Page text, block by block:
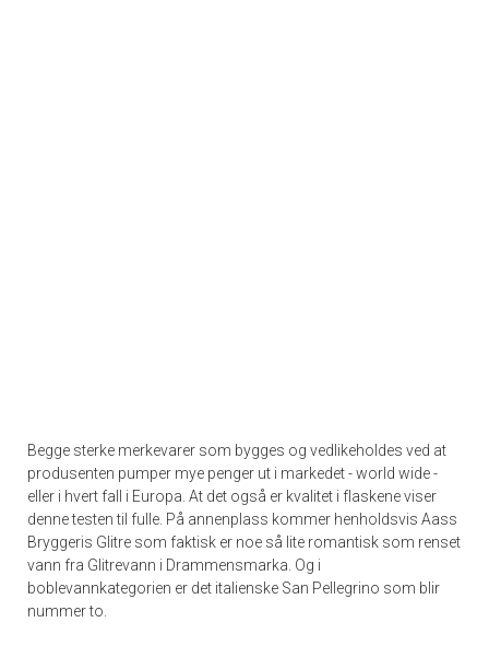
Begge sterke merkevarer som bygges og vedlikeholdes ved at
produsenten pumper mye penger ut i markedet - world wide -
eller i hvert fall i Europa. At det også er kvalitet i flaskene viser
denne testen til fulle. På annenplass kommer henholdsvis Aass
Bryggeris Glitre som faktisk er noe så lite romantisk som renset
vann fra Glitrevann i Drammensmarka. Og i
boblevannkategorien er det italienske San Pellegrino som blir
nummer to.